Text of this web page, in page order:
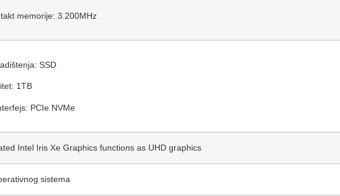
memorije: 3.200MHz
SSD
1TB
PCIe NVMe
Intel Iris Xe Graphics functions as UHD graphics
sistema